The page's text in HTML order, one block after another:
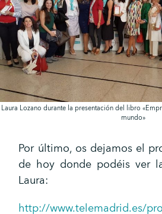
Laura Lozano durante la presentación del libro
mundo»
Por último, os dejamos el
de hoy donde podéis ver
Laura:
http://www.telemadrid.es/